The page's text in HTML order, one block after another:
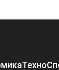
Техно